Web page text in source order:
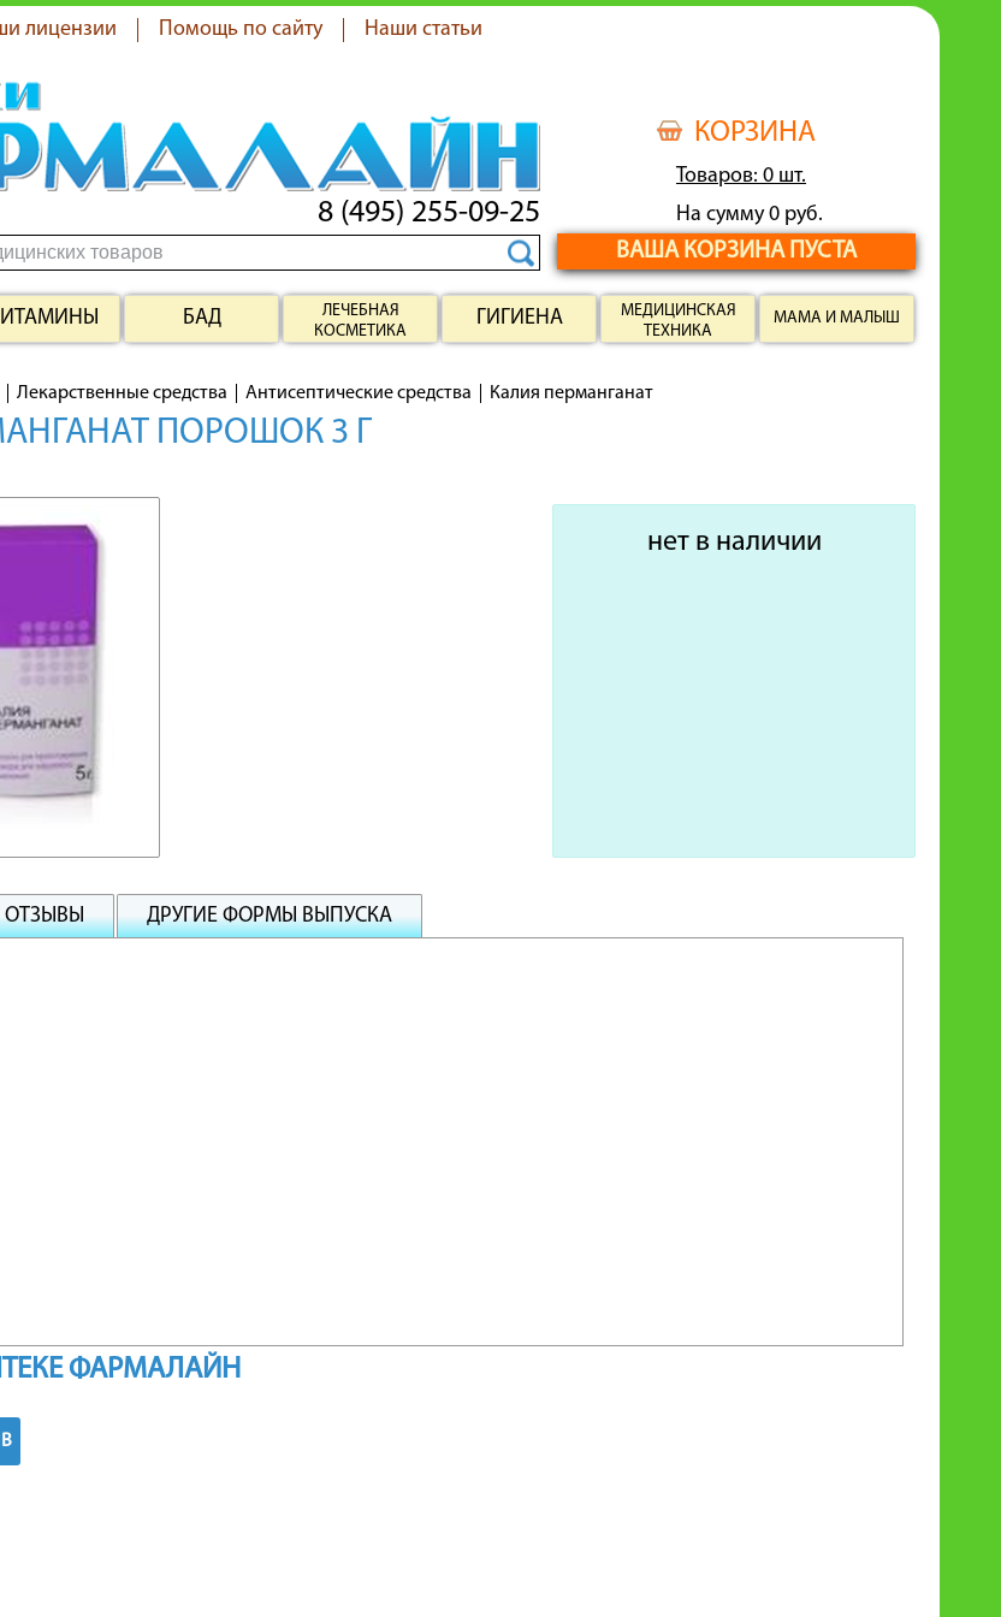
лицензии Помощь по сайту Наши статьи
КОРЗИНА
Товаров: 0 шт.
На сумму 0 руб.
ВАША КОРЗИНА ПУСТА
8 (495) 255-09-25
БАД
ЛЕЧЕБНАЯ
КОСМЕТИКА
ГИГИЕНА
МЕДИЦИНСКАЯ
ТЕХНИКА
МАМА И МАЛЫШ
Лекарственные средства Антисептические средства Калия перманганат
ПОРОШОК 3 Г
нет в наличии
ОТЗЫВЫ ДРУГИЕ ФОРМЫ ВЫПУСКА
ФАРМАЛАЙН